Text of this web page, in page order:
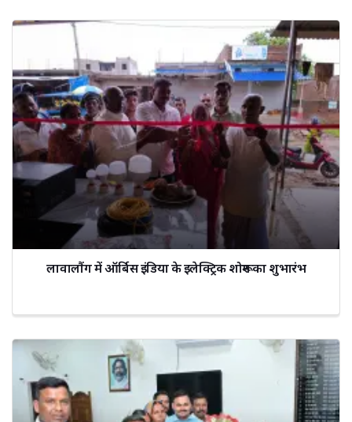
लावालौंग में ऑर्बिस इंडिया के इलेक्ट्रिक शोरूम का शुभारंभ